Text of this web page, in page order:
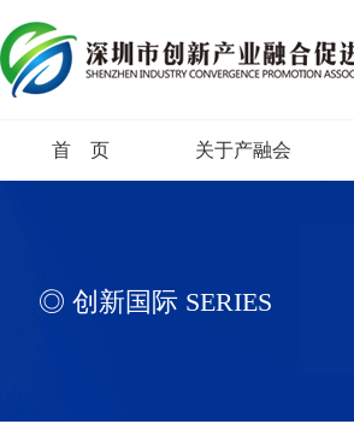
首 页 关于产融会
产融会领导
◎ 创新国际 SERIES